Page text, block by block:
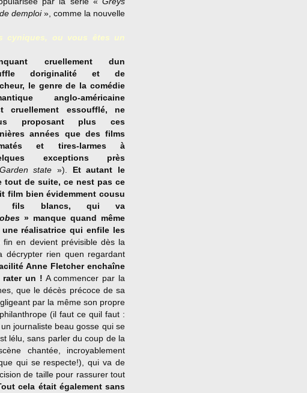
demploi», comme la nouvelle
cyniques, ou vous êtes un
cruellement dun
doriginalité et de
le genre de la comédie
anglo-américaine
cruellement essoufflé, ne
proposant plus ces
années que des films
et tires-larmes à
exceptions près
Garden state »). Et autant le
tout de suite, ce nest pas ce
film bien évidemment cousu
fils blancs, qui va
» manque quand même
une réalisatrice qui enfile les
en devient prévisible dès la
rien quen regardant
Anne Fletcher enchaîne
rater un ! A commencer par la
que le décès précoce de sa
par la même son propre
(il faut ce quil faut :
journaliste beau gosse qui se
lélu, sans parler du coup de la
chantée, incroyablement
qui se respecte!), qui va de
de taille pour rassurer tout
cela était également sans